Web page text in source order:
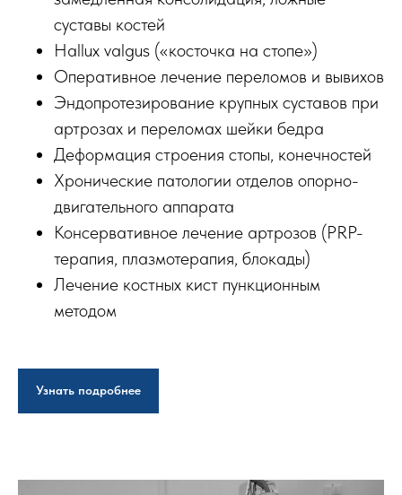
суставы костей
Hallux valgus («косточка на стопе»)
Оперативное лечение переломов и вывихов
Эндопротезирование крупных суставов при
артрозах и переломах шейки бедра
Деформация строения стопы, конечностей
Хронические патологии отделов опорно-
двигательного аппарата
Консервативное лечение артрозов (PRP-
терапия, плазмотерапия, блокады)
Лечение костных кист пункционным
методом
Узнать подробнее